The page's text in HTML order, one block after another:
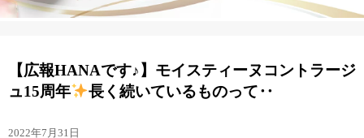
【広報HANAです♪】モイスティーヌコントラージ
ュ15周年
長く続いているものって‥
2022年7月31日